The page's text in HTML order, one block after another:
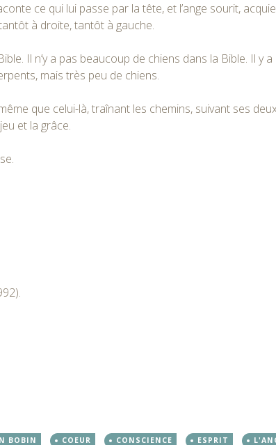
ce qui lui passe par la tête, et l’ange sourit,
à droite, tantôt à gauche.
Il n’y a pas beaucoup de chiens dans la Bible. Il y
mais très peu de chiens.
que celui-là, traînant les chemins, suivant ses deux
et la grâce.
BOBIN COEUR CONSCIENCE ESPRIT